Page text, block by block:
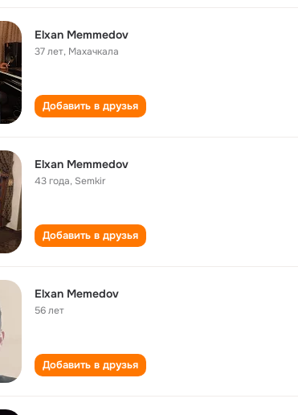
Elxan Memmedov
37 лет, Махачкала
Добавить в друзья
Elxan Memmedov
43 года, Semkir
Добавить в друзья
Elxan Memedov
56 лет
Добавить в друзья